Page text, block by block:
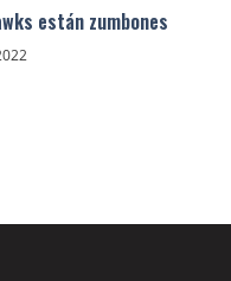
están zumbones